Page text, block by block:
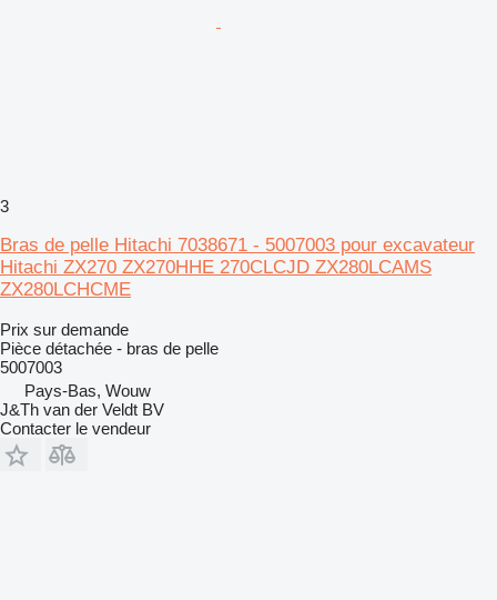
3
Bras de pelle Hitachi 7038671 - 5007003 pour excavateur
Hitachi ZX270 ZX270HHE 270CLCJD ZX280LCAMS
ZX280LCHCME
Prix sur demande
Pièce détachée - bras de pelle
5007003
Pays-Bas, Wouw
J&Th van der Veldt BV
Contacter le vendeur